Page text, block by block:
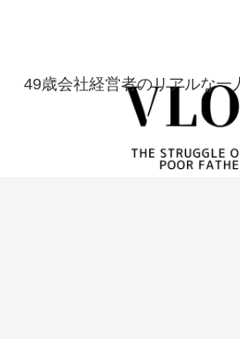
49歳会社経営者のリアルな一